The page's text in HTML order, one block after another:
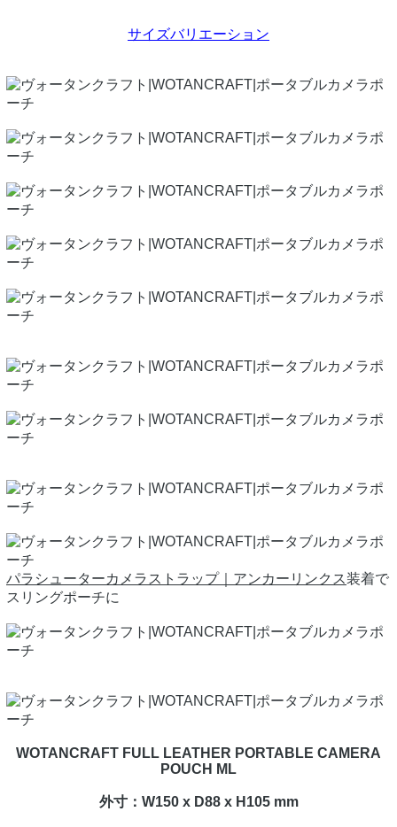
サイズバリエーション
パラシューターカメラストラップ｜アンカーリンクス装着で
スリングポーチに
WOTANCRAFT FULL LEATHER PORTABLE CAMERA
POUCH ML
外寸：W150 x D88 x H105 mm